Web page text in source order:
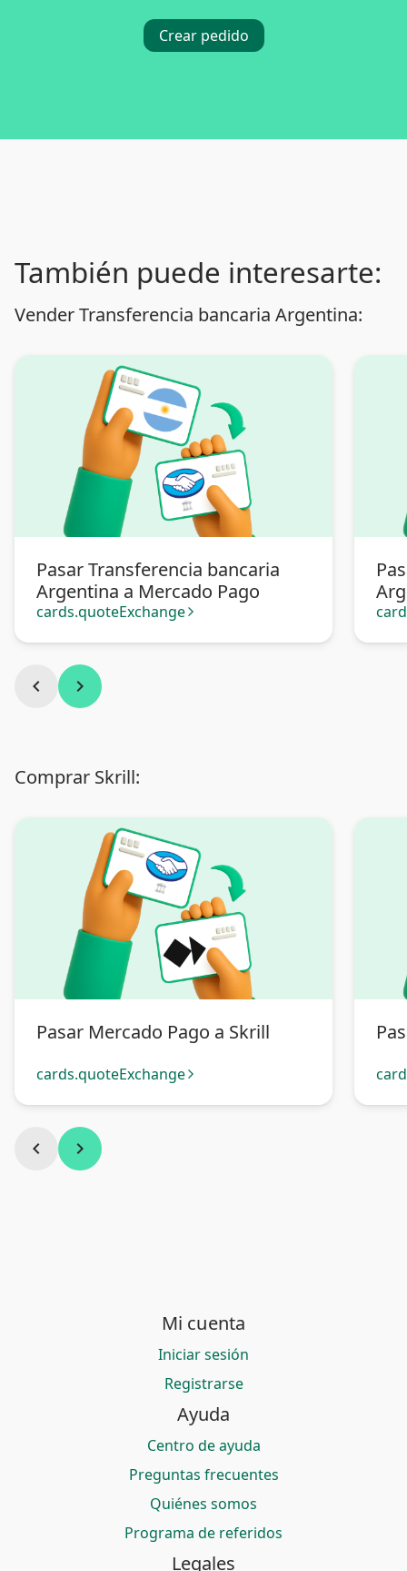
Crear pedido
También puede interesarte:
Vender Transferencia bancaria Argentina:
Pasar Transferencia bancaria
Argentina a Mercado Pago
cards.quoteExchange arrow_forward_ios
chevron_left chevron_right
Comprar Skrill:
Pasar Mercado Pago a Skrill
cards.quoteExchange arrow_forward_ios
chevron_left chevron_right
Mi cuenta
Iniciar sesión
Registrarse
Ayuda
Centro de ayuda
Preguntas frecuentes
Quiénes somos
Programa de referidos
Legales